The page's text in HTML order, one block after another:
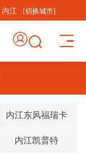
内江 [切换城市]
内江东风福瑞卡
内江凯普特